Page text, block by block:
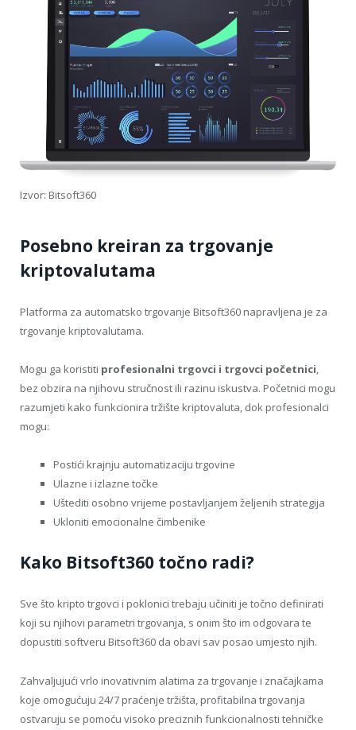
Izvor: Bitsoft360
Posebno kreiran za trgovanje
kriptovalutama
Platforma za automatsko trgovanje Bitsoft360 napravljena je za
trgovanje kriptovalutama.
Mogu ga koristiti profesionalni trgovci i trgovci početnici,
bez obzira na njihovu stručnost ili razinu iskustva. Početnici mogu
razumjeti kako funkcionira tržište kriptovaluta, dok profesionalci
mogu:
Postići krajnju automatizaciju trgovine
Ulazne i izlazne točke
Uštediti osobno vrijeme postavljanjem željenih strategija
Ukloniti emocionalne čimbenike
Kako Bitsoft360 točno radi?
Sve što kripto trgovci i poklonici trebaju učiniti je točno definirati
koji su njihovi parametri trgovanja, s onim što im odgovara te
dopustiti softveru Bitsoft360 da obavi sav posao umjesto njih.
Zahvaljujući vrlo inovativnim alatima za trgovanje i značajkama
koje omogućuju 24/7 praćenje tržišta, profitabilna trgovanja
ostvaruju se pomoću visoko preciznih funkcionalnosti tehničke